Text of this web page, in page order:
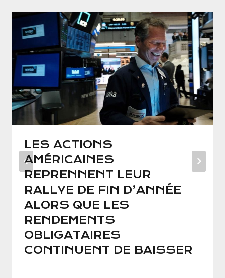
LES ACTIONS
AMÉRICAINES
REPRENNENT LEUR
RALLYE DE FIN D’ANNÉE
ALORS QUE LES
RENDEMENTS
OBLIGATAIRES
CONTINUENT DE BAISSER